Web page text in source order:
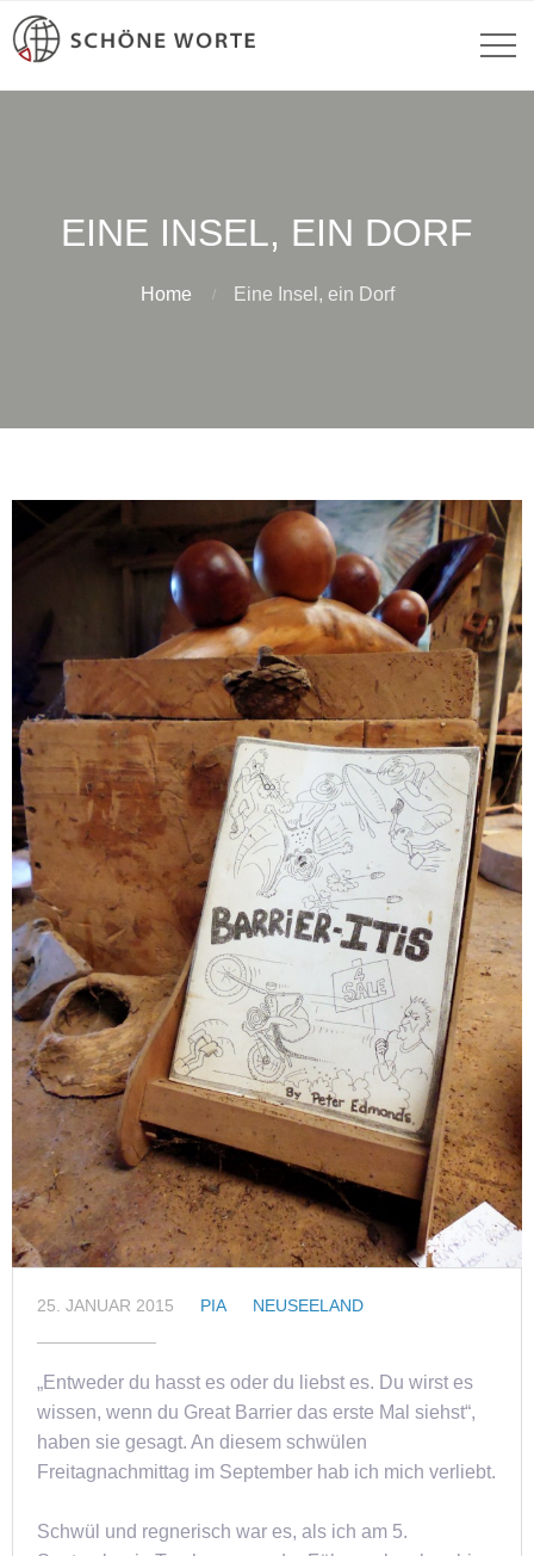
EINE INSEL, EIN DORF
Home Eine Insel, ein Dorf
25. JANUAR 2015 PIA NEUSEELAND
„Entweder du hasst es oder du liebst es. Du wirst es
wissen, wenn du Great Barrier das erste Mal siehst“,
haben sie gesagt. An diesem schwülen
Freitagnachmittag im September hab ich mich verliebt.
Schwül und regnerisch war es, als ich am 5.